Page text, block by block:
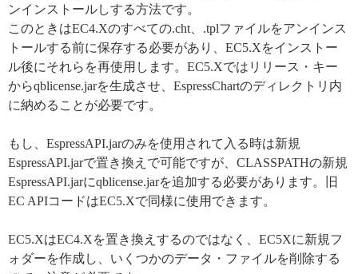
ンインストールしする方法です。
このときはEC4.Xのすべての.cht、.tplファイルをアンインス
トールする前に保存する必要があり、EC5.Xをインストー
ル後にそれらを再使用します。EC5.Xではリリース・キー
からqblicense.jarを生成させ、EspressChartのディレクトリ内
に納めることが必要です。
もし、EspressAPI.jarのみを使用されて入る時は新規
EspressAPI.jarで置き換えで可能ですが、CLASSPATHの新規
EspressAPI.jarにqblicense.jarを追加する必要があります。旧
EC APIコードはEC5.Xで同様に使用できます。
EC5.XはEC4.Xを置き換えするのではなく、EC5Xに新規フ
ォダーを作成し、いくつかのデータ・ファイルを削除する